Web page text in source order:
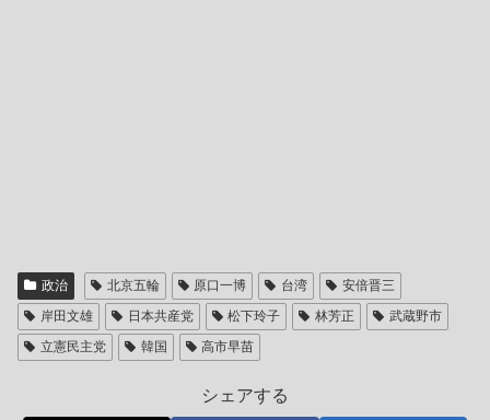
政治 北京五輪 原口一博 台湾
安倍晋三
岸田文雄
日本共産党 松下玲子 林芳正
武蔵野市
立憲民主党
韓国 高市早苗
シェアする